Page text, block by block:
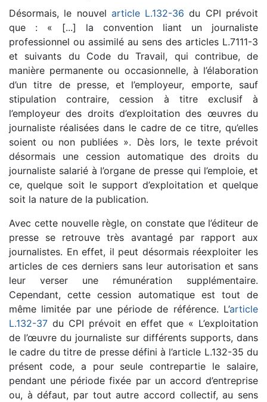
Désormais, le nouvel article L.132-36 du CPI prévoit
que : « [...] la convention liant un journaliste
professionnel ou assimilé au sens des articles L.7111-3
et suivants du Code du Travail, qui contribue, de
manière permanente ou occasionnelle, à l’élaboration
d’un titre de presse, et l’employeur, emporte, sauf
stipulation contraire, cession à titre exclusif à
l’employeur des droits d’exploitation des œuvres du
journaliste réalisées dans le cadre de ce titre, qu’elles
soient ou non publiées ». Dès lors, le texte prévoit
désormais une cession automatique des droits du
journaliste salarié à l’organe de presse qui l’emploie, et
ce, quelque soit le support d’exploitation et quelque
soit la nature de la publication.
Avec cette nouvelle règle, on constate que l’éditeur de
presse se retrouve très avantagé par rapport aux
journalistes. En effet, il peut désormais réexploiter les
articles de ces derniers sans leur autorisation et sans
leur verser une rémunération supplémentaire.
Cependant, cette cession automatique est tout de
même limitée par une période de référence. L’article
L.132-37 du CPI prévoit en effet que « L’exploitation
de l’œuvre du journaliste sur différents supports, dans
le cadre du titre de presse défini à l’article L.132-35 du
présent code, a pour seule contrepartie le salaire,
pendant une période fixée par un accord d’entreprise
ou, à défaut, par tout autre accord collectif, au sens